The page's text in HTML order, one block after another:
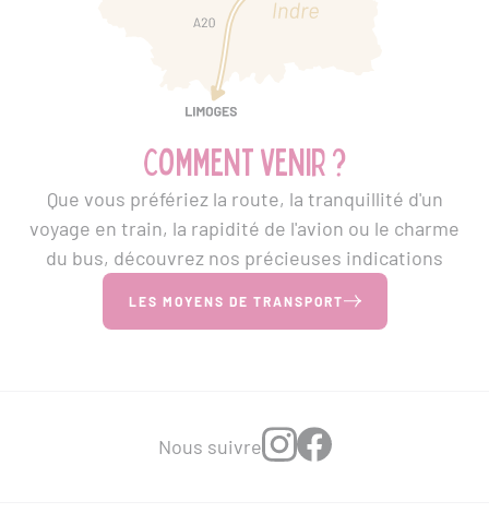
Comment venir ?
Que vous préfériez la route, la tranquillité d'un
voyage en train, la rapidité de l'avion ou le charme
du bus, découvrez nos précieuses indications
LES MOYENS DE TRANSPORT
Nous suivre